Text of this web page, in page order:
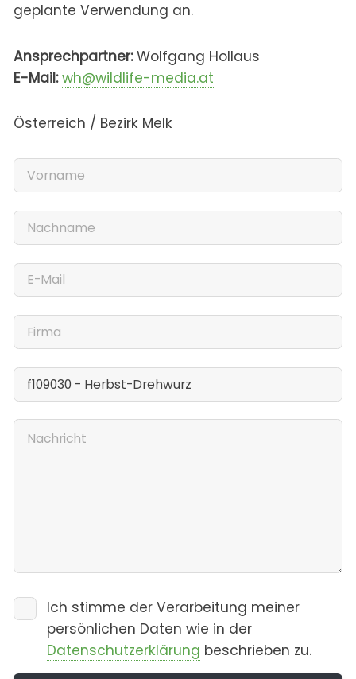
geplante Verwendung an.
Ansprechpartner:Wolfgang Hollaus
E-Mail: wh@wildlife-media.at
Österreich / Bezirk Melk
Ich stimme der Verarbeitung meiner
persönlichen Daten wie in der
Datenschutzerklärung beschrieben zu.